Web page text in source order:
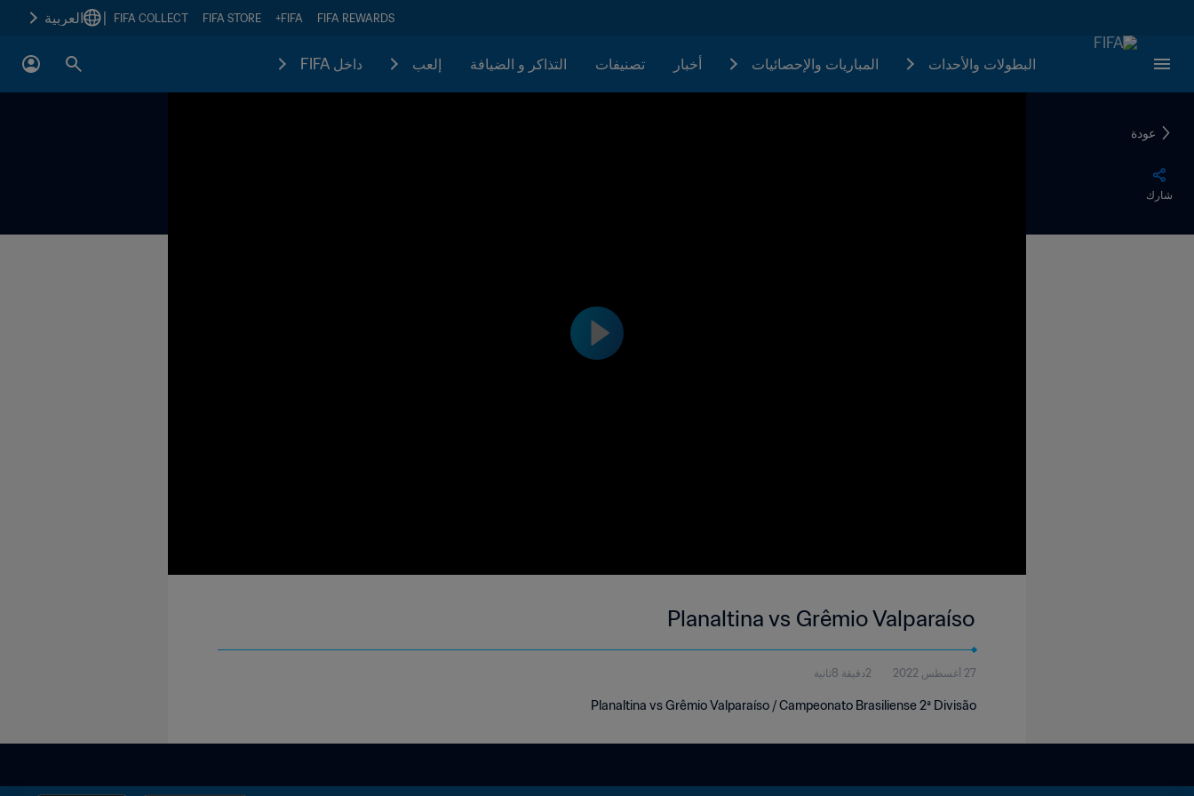
FIFA REWARDS
FIFA+
FIFA STORE
FIFA COLLECT العربية
البطولات والأحدات المباريات والإحصائيات أخبار تصنيفات التذاكر و الضيافة إلعب داخل FIFA
عودة
شارك
Planaltina vs Grêmio Valparaíso
27 أغسطس 2022 2دقيقة 8ثانية
Planaltina vs Grêmio Valparaíso / Campeonato Brasiliense 2ª Divisão